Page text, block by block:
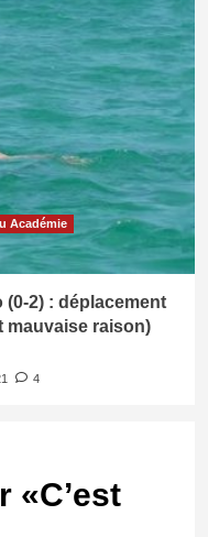
Académie
(0-2) : déplacement
mauvaise raison)
4
«C’est